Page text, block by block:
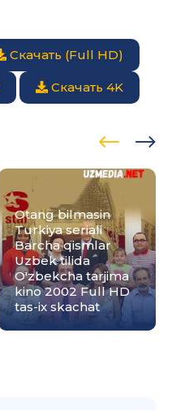
Скачать (Full HD)
Скачать 4K
Otang bilmasin
Turkiya seriali
Barcha qismlar
Uzbek tilida
O'zbekcha tarjima
kino 2002 Full HD
tas-ix skachat